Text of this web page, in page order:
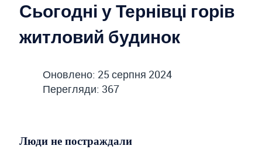
Сьогодні у Тернівці горів
житловий будинок
Оновлено: 25 серпня 2024
Перегляди: 367
Люди не постраждали